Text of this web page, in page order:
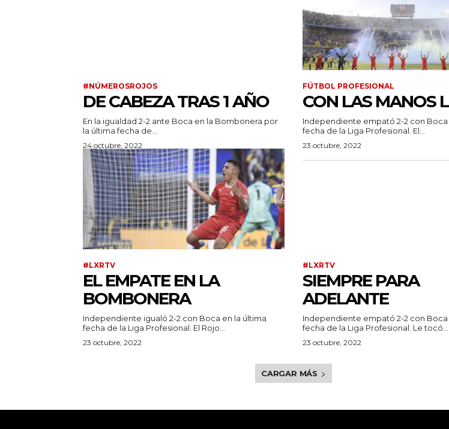
#NÚMEROSROJOS
DE CABEZA TRAS 1 AÑO
En la igualdad 2-2 ante Boca en la Bombonera por
la última fecha de...
24 octubre, 2022
FÚTBOL PROFESIONAL
CON LAS MANOS
Independiente empató 2-2 con Boca
fecha de la Liga Profesional. El...
23 octubre, 2022
#LXRTV
EL EMPATE EN LA
BOMBONERA
Independiente igualó 2-2 con Boca en la última
fecha de la Liga Profesional. El Rojo...
23 octubre, 2022
#LXRTV
SIEMPRE PARA
ADELANTE
Independiente empató 2-2 con Boca
fecha de la Liga Profesional. Le tocó...
23 octubre, 2022
CARGAR MÁS